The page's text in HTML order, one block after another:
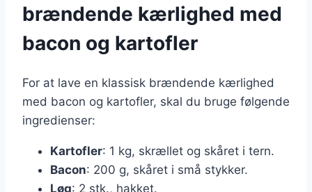
brændende kærlighed med
bacon og kartofler
For at lave en klassisk brændende kærlighed
med bacon og kartofler, skal du bruge følgende
ingredienser:
Kartofler: 1 kg, skrællet og skåret i tern.
Bacon: 200 g, skåret i små stykker.
Løg: 2 stk., hakket.